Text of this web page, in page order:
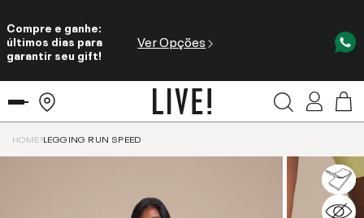
Compre e ganhe:
últimos dias para
garantir seu gift!
Ver Opções
HOME LEGGING RUN SPEED